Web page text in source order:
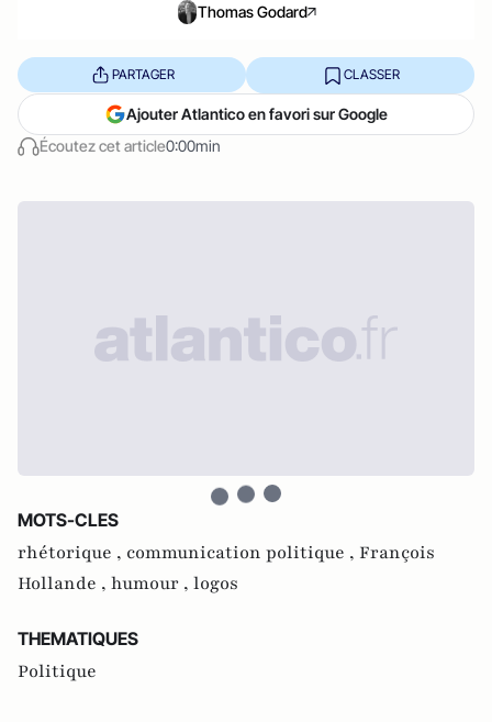
Thomas Godard
Écoutez cet article0:00min
PARTAGER CLASSER
Ajouter Atlantico en favori sur Google
MOTS-CLES
rhétorique , communication politique , François
Hollande , humour , logos
THEMATIQUES
Politique